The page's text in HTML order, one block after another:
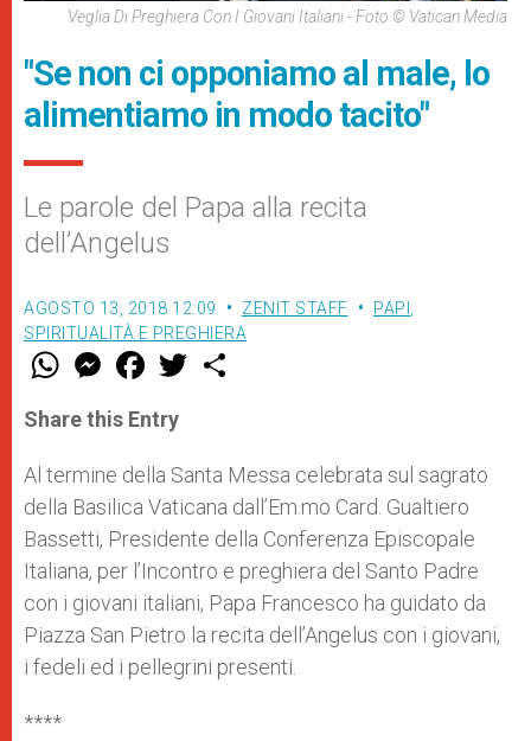
Veglia Di Preghiera Con I Giovani Italiani - Foto © Vatican Media
"Se non ci opponiamo al male, lo
alimentiamo in modo tacito"
Le parole del Papa alla recita
dell’Angelus
AGOSTO 13, 2018 12:09 ZENIT STAFF PAPI
SPIRITUALITÀ E PREGHIERA
W
t
s
p
p
M
e
s
e
g
e
r
F
a
e
b
o
k
w
r
Share this Entry
Al termine della Santa Messa celebrata sul sagrato
della Basilica Vaticana dall’Em.mo Card. Gualtiero
Bassetti, Presidente della Conferenza Episcopale
Italiana, per l’Incontro e preghiera del Santo Padre
con i giovani italiani, Papa Francesco ha guidato da
Piazza San Pietro la recita dell’Angelus con i giovani,
i fedeli ed i pellegrini presenti.
****